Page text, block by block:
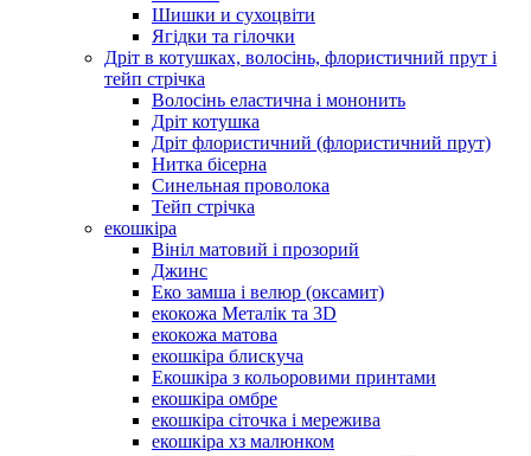
Шишки и сухоцвіти
Ягідки та гілочки
Дріт в котушках, волосінь, флористичний прут і
тейп стрічка
Волосінь еластична і мононить
Дріт котушка
Дріт флористичний (флористичний прут)
Нитка бісерна
Синельная проволока
Тейп стрічка
екошкіра
Вініл матовий і прозорий
Джинс
Еко замша і велюр (оксамит)
екокожа Металік та 3D
екокожа матова
екошкіра блискуча
Екошкіра з кольоровими принтами
екошкіра омбре
екошкіра сіточка і мережива
екошкіра хз малюнком